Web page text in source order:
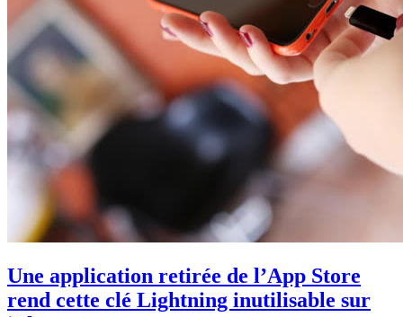
Une application retirée de l’App Store
rend cette clé Lightning inutilisable sur